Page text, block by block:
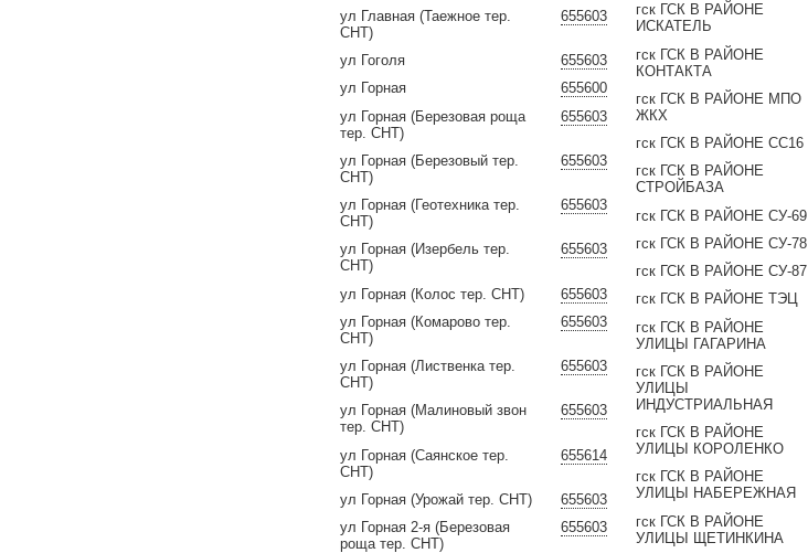
655603
ул Главная (Таежное тер.
СНТ)
655603
ул Гоголя
655600
ул Горная
655603
ул Горная (Березовая роща
тер. СНТ)
655603
ул Горная (Березовый тер.
СНТ)
655603
ул Горная (Геотехника тер.
СНТ)
655603
ул Горная (Изербель тер.
СНТ)
655603
ул Горная (Колос тер. СНТ)
655603
ул Горная (Комарово тер.
СНТ)
655603
ул Горная (Лиственка тер.
СНТ)
655603
ул Горная (Малиновый звон
тер. СНТ)
655614
ул Горная (Саянское тер.
СНТ)
655603
ул Горная (Урожай тер. СНТ)
655603
ул Горная 2-я (Березовая
роща тер. СНТ)
гск ГСК В РАЙОНЕ
ИСКАТЕЛЬ
гск ГСК В РАЙОНЕ
КОНТАКТА
гск ГСК В РАЙОНЕ МПО
ЖКХ
гск ГСК В РАЙОНЕ СС16
гск ГСК В РАЙОНЕ
СТРОЙБАЗА
гск ГСК В РАЙОНЕ СУ-69
гск ГСК В РАЙОНЕ СУ-78
гск ГСК В РАЙОНЕ СУ-87
гск ГСК В РАЙОНЕ ТЭЦ
гск ГСК В РАЙОНЕ
УЛИЦЫ ГАГАРИНА
гск ГСК В РАЙОНЕ
УЛИЦЫ
ИНДУСТРИАЛЬНАЯ
гск ГСК В РАЙОНЕ
УЛИЦЫ КОРОЛЕНКО
гск ГСК В РАЙОНЕ
УЛИЦЫ НАБЕРЕЖНАЯ
гск ГСК В РАЙОНЕ
УЛИЦЫ ЩЕТИНКИНА